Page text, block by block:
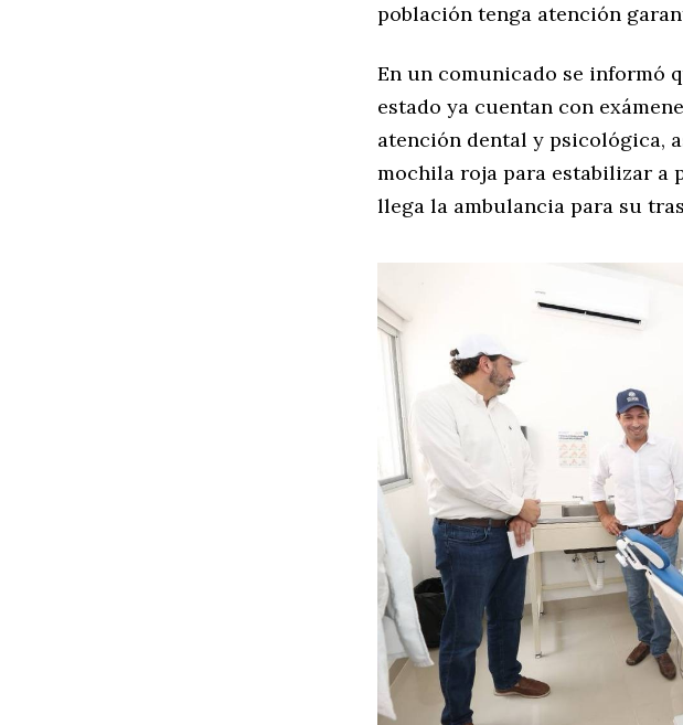
población tenga atención
En un comunicado se informó
estado ya cuentan con
atención dental y psicológica,
mochila roja para estabilizar a
llega la ambulancia para su